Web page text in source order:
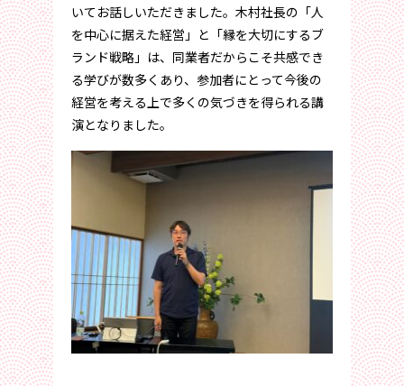
いてお話しいただきました。木村社長の「人
を中心に据えた経営」と「縁を大切にするブ
ランド戦略」は、同業者だからこそ共感でき
る学びが数多くあり、参加者にとって今後の
経営を考える上で多くの気づきを得られる講
演となりました。